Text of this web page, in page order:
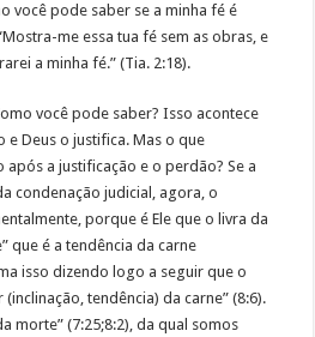
você pode saber se a minha fé é
me essa tua fé sem as obras, e
a minha fé.” (Tia. 2:18).
você pode saber? Isso acontece
e Deus o justifica. Mas o que
após a justificação e o perdão? Se a
condenação judicial, agora, o
porque é Ele que o livra da
que é a tendência da carne
isso dizendo logo a seguir que o
tendência) da carne” (8:6).
morte” (7:25;8:2), da qual somos